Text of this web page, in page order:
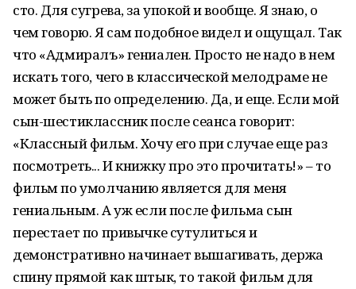
сто. Для сугрева, за упокой и вообще. Я знаю, о
чем говорю. Я сам подобное видел и ощущал. Так
что «Адмиралъ» гениален. Просто не надо в нем
искать того, чего в классической мелодраме не
может быть по определению. Да, и еще. Если мой
сын-шестиклассник после сеанса говорит:
«Классный фильм. Хочу его при случае еще раз
посмотреть... И книжку про это прочитать!» – то
фильм по умолчанию является для меня
гениальным. А уж если после фильма сын
перестает по привычке сутулиться и
демонстративно начинает вышагивать, держа
спину прямой как штык, то такой фильм для